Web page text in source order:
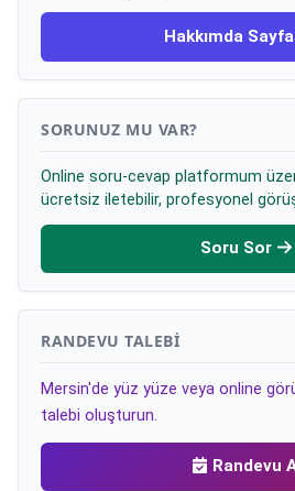
Hakkımda
SORUNUZ MU VAR?
Online soru-cevap platformum
ücretsiz iletebilir, profesyonel
Soru Sor
RANDEVU TALEBI
Mersin'de yüz yüze veya online
talebi oluşturun.
Randevu